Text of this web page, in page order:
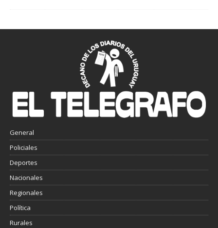
General
Policiales
Deportes
Nacionales
Regionales
Política
Rurales